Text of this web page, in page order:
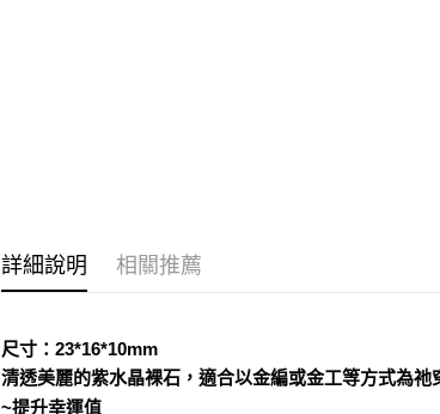
詳細說明 相關推薦
尺寸：23*16*10mm
清透美麗的紫水晶裸石，適合以金編或金工等方式為祂
~提升幸運值